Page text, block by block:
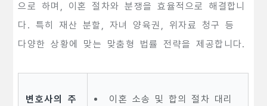
으로 하며, 이혼 절차와 분쟁을 효율적으로 해결합니
다. 특히 재산 분할, 자녀 양육권, 위자료 청구 등
다양한 상황에 맞는 맞춤형 법률 전략을 제공합니다.
변호사의 주
이혼 소송 및 합의 절차 대리